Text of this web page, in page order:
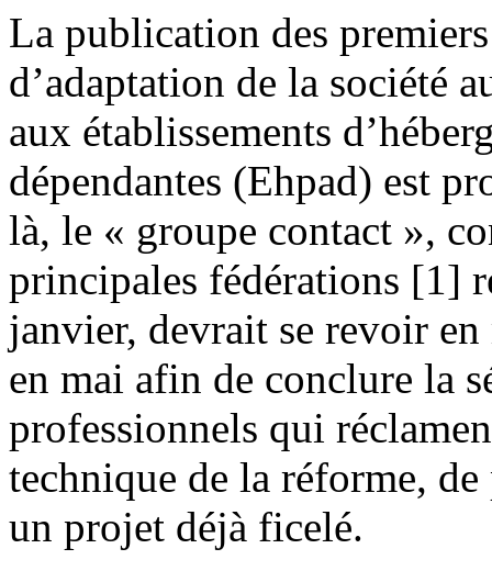
La publication des
d’adaptation de la société
aux établissements
dépendantes (Ehpad) est
là, le « groupe contact »,
principales fédérations [1]
janvier, devrait se revoir
en mai afin de conclure la
professionnels qui
technique de la réforme,
un projet déjà ficelé.